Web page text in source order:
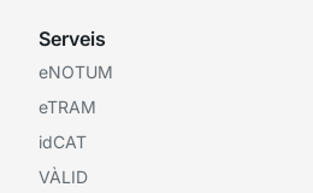
Serveis
eNOTUM
eTRAM
idCAT
VÀLID